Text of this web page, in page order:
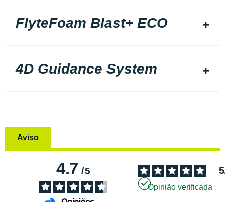
FlyteFoam Blast+ ECO
4D Guidance System
Aviso
4.7/5 5
Opinião verificada